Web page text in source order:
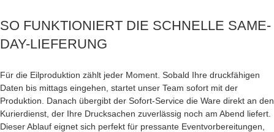
SO FUNKTIONIERT DIE SCHNELLE SAME-
DAY-LIEFERUNG
Für die Eilproduktion zählt jeder Moment. Sobald Ihre druckfähigen
Daten bis mittags eingehen, startet unser Team sofort mit der
Produktion. Danach übergibt der Sofort-Service die Ware direkt an den
Kurierdienst, der Ihre Drucksachen zuverlässig noch am Abend liefert.
Dieser Ablauf eignet sich perfekt für pressante Eventvorbereitungen,